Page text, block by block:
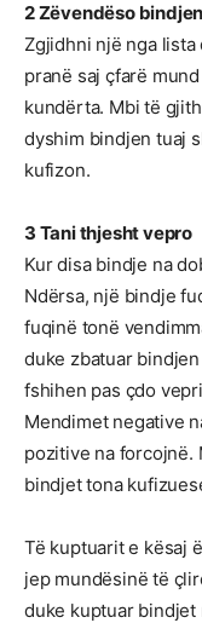
2 Zëvendëso
Zgjidhni një nga
pranë saj çfarë
kundërta. Mbi të
dyshim bindjen tuaj
kufizon.
3 Tani thjesht vepro
Kur disa bindje na
Ndërsa, një bindje
fuqinë tonë
duke zbatuar
fshihen pas çdo
Mendimet negative
pozitive na forcojnë.
bindjet tona
Të kuptuarit e kësaj
jep mundësinë të
duke kuptuar bindjet